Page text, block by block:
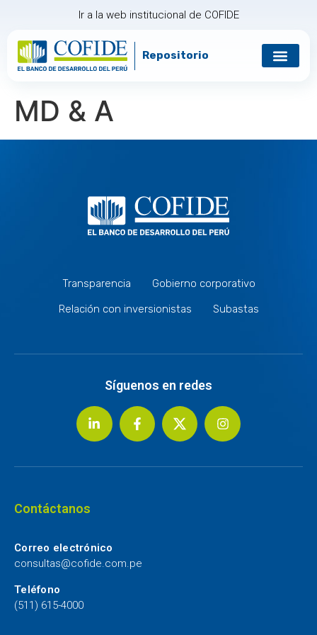
Ir a la web institucional de COFIDE
Repositorio
MD & A
Transparencia
Gobierno corporativo
Relación con inversionistas
Subastas
Síguenos en redes
Contáctanos
Correo electrónico
consultas@cofide.com.pe
Teléfono
(511) 615-4000